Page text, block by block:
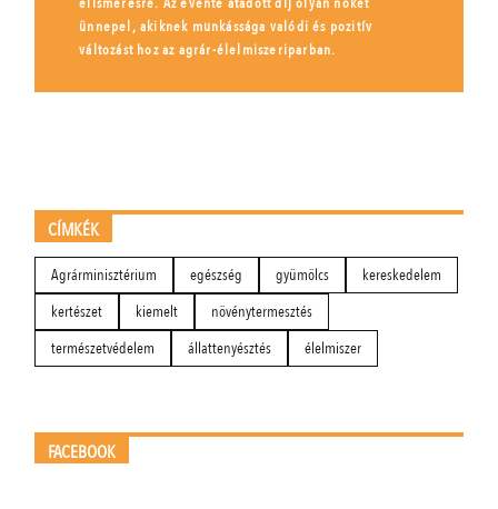
ünnepel, akiknek munkássága valódi és pozitív
változást hoz az agrár-élelmiszeriparban.
CÍMKÉK
Agrárminisztérium egészség gyümölcs
kereskedelem
kertészet
kiemelt
növénytermesztés
természetvédelem
állattenyésztés élelmiszer
FACEBOOK